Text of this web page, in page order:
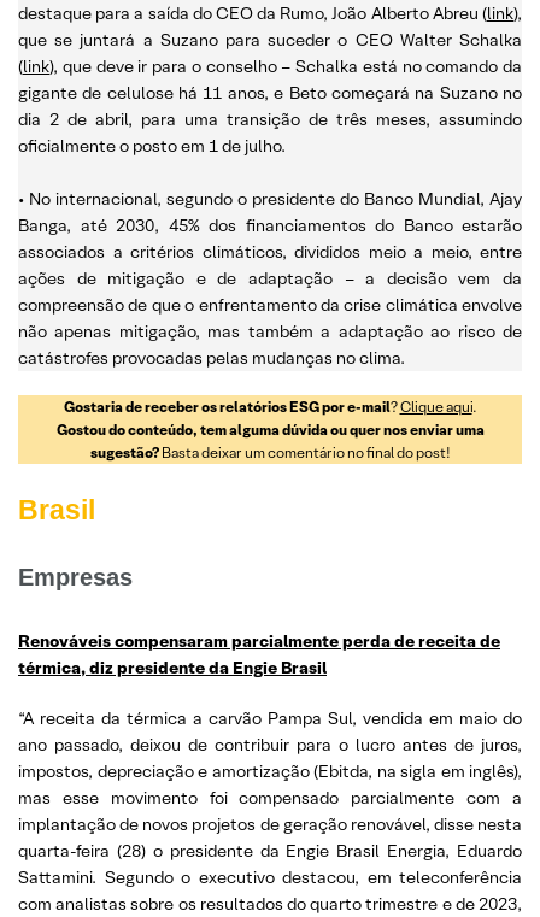
destaque para a saída do CEO da Rumo, João Alberto Abreu (link),
que se juntará a Suzano para suceder o CEO Walter Schalka
(link), que deve ir para o conselho – Schalka está no comando da
gigante de celulose há 11 anos, e Beto começará na Suzano no
dia 2 de abril, para uma transição de três meses, assumindo
oficialmente o posto em 1 de julho.
• No internacional, segundo o presidente do Banco Mundial, Ajay
Banga, até 2030, 45% dos financiamentos do Banco estarão
associados a critérios climáticos, divididos meio a meio, entre
ações de mitigação e de adaptação – a decisão vem da
compreensão de que o enfrentamento da crise climática envolve
não apenas mitigação, mas também a adaptação ao risco de
catástrofes provocadas pelas mudanças no clima.
Gostaria de receber os relatórios ESG por e-mail?Clique aqui.
Gostou do conteúdo, tem alguma dúvida ou quer nos enviar uma
sugestão?Basta deixar um comentário no final do post!
Brasil
Empresas
Renováveis compensaram parcialmente perda de receita de
térmica, diz presidente da Engie Brasil
“A receita da térmica a carvão Pampa Sul, vendida em maio do
ano passado, deixou de contribuir para o lucro antes de juros,
impostos, depreciação e amortização (Ebitda, na sigla em inglês),
mas esse movimento foi compensado parcialmente com a
implantação de novos projetos de geração renovável, disse nesta
quarta-feira (28) o presidente da Engie Brasil Energia, Eduardo
Sattamini. Segundo o executivo destacou, em teleconferência
com analistas sobre os resultados do quarto trimestre e de 2023,